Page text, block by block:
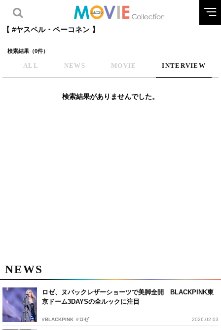
【 #ヤスペル・ペーコネン 】
検索結果（0件）
ALL NEWS MOVIE INTERVIEW
検索結果がありませんでした。
NEWS
ロゼ、ヌバックレザーショーツで美脚全開 BLACKPINK東
京ドーム3DAYSの全ルックに注目
#BLACKPINK #ロゼ 2026.02.03